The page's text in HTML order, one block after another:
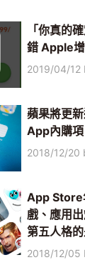
「你真的
錯 Apple
2019/04/12
蘋果將更
App內購項
2018/12/20
App Store
戲、應用
第五人格
2018/12/05